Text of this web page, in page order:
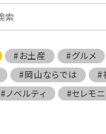
#お土産 #グルメ
#岡山ならでは #
#ノベルティ #セレモ